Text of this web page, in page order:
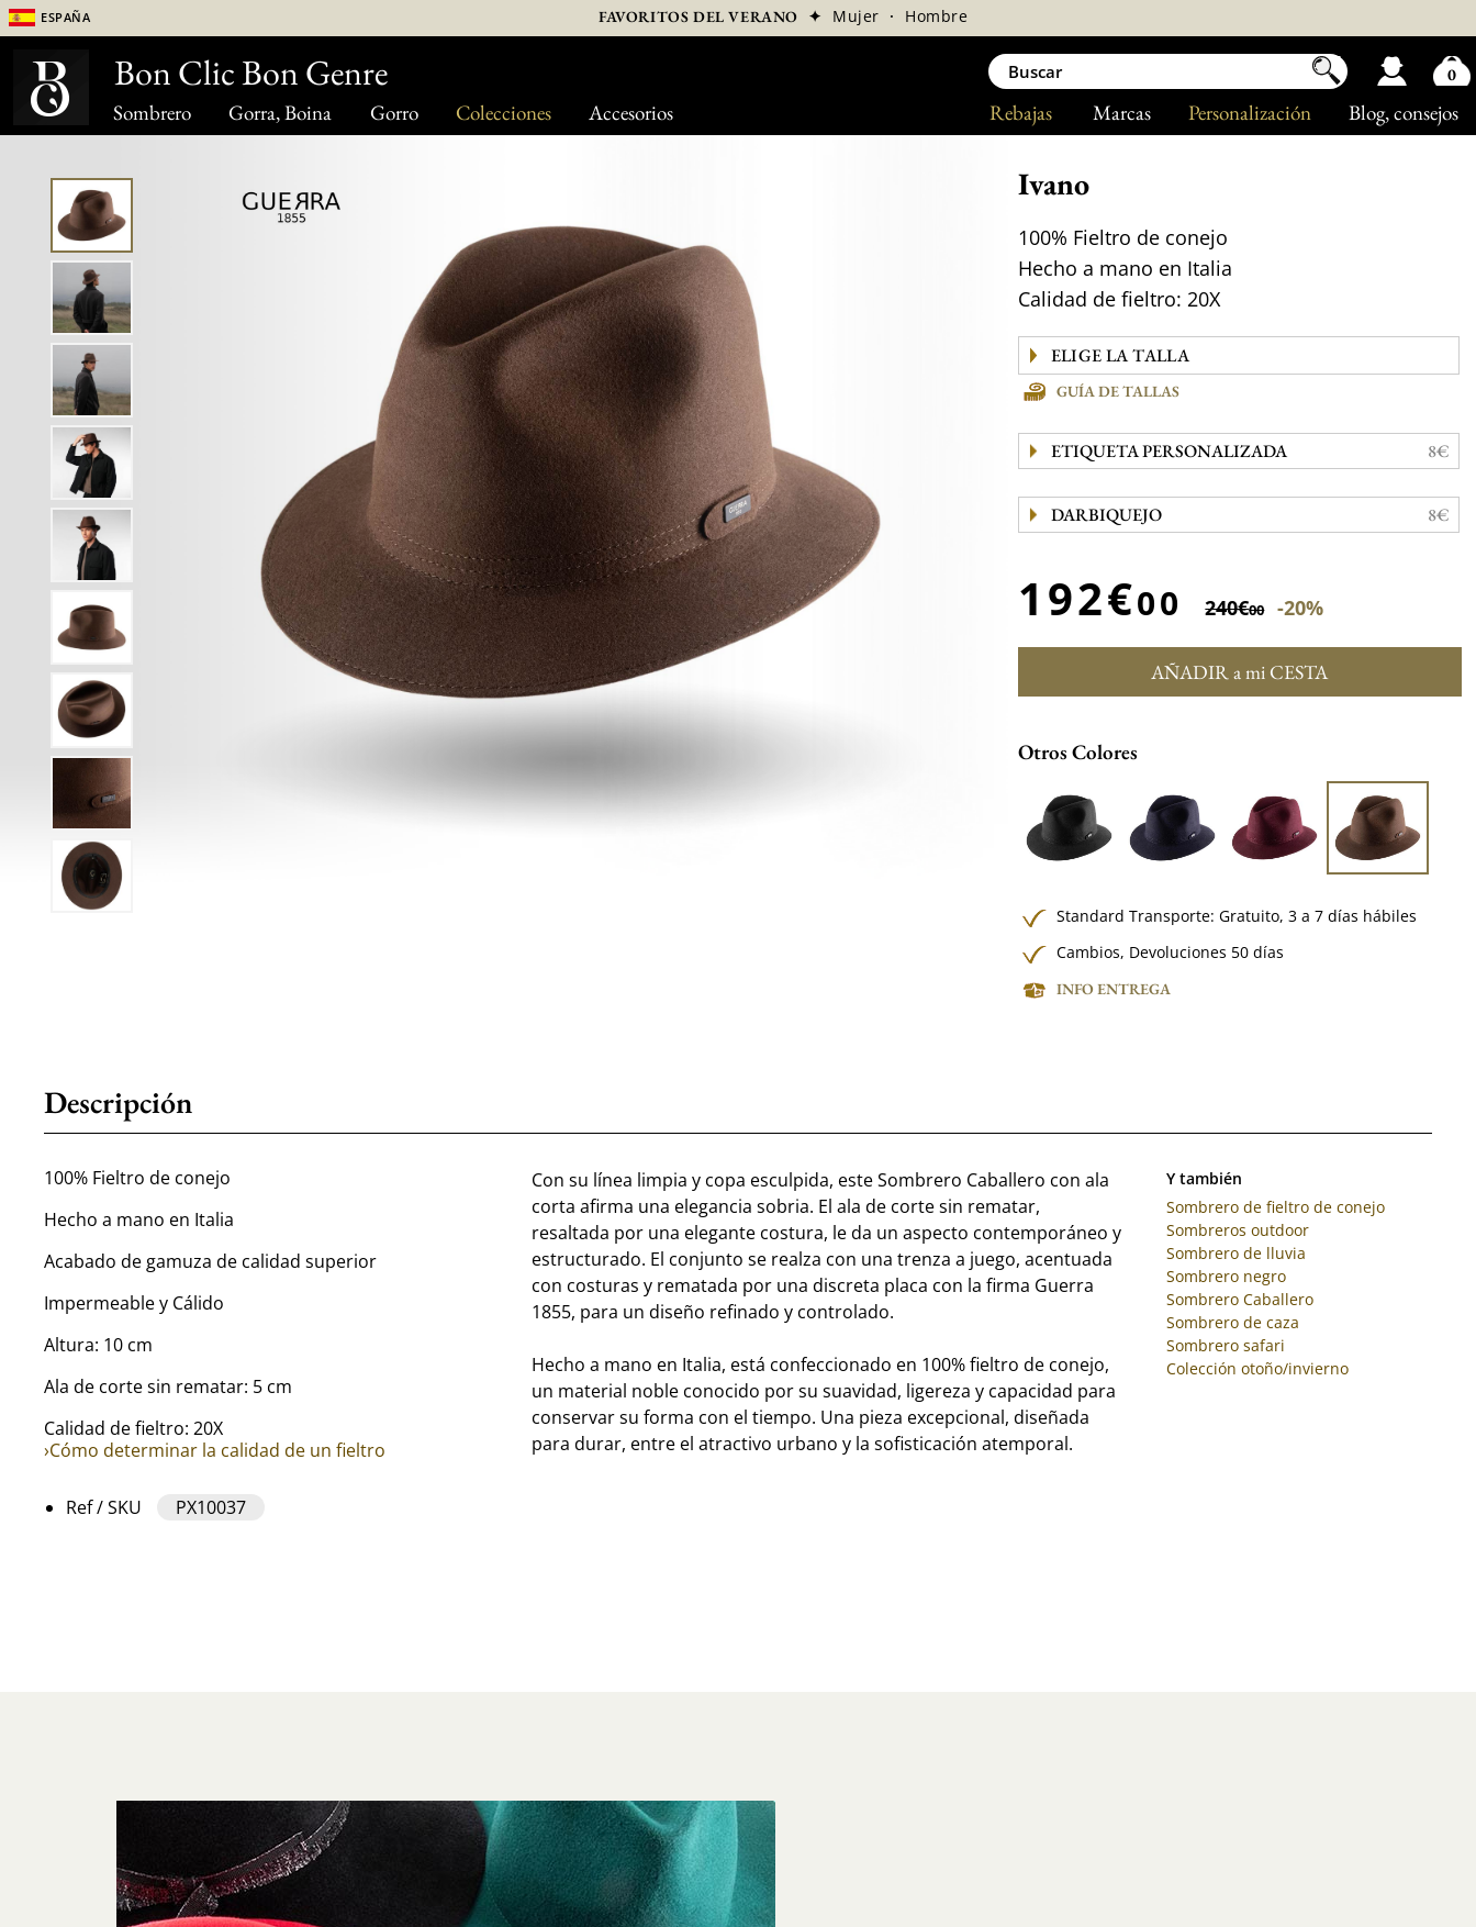
Sombrero Gorra, Boina Gorro Colecciones Accesorios Blog, consejos
Personalización
Marcas
Rebajas
España FAVORITOS DEL VERANO ✦ Mujer · Hombre
Ivano
100% Fieltro de conejo
Hecho a mano en Italia
Calidad de fieltro: 20X
GUÍA DE TALLAS
ETIQUETA PERSONALIZADA 8€
DARBIQUEJO 8€
192€00 240€00 -20%
AÑADIR a mi CESTA
Otros Colores
Standard Transporte:Gratuito,3 a 7 días hábiles
Cambios, Devoluciones 50 días
INFO ENTREGA
Descripción
100% Fieltro de conejo
Hecho a mano en Italia
Acabado de gamuza de calidad superior
Impermeable y Cálido
Altura: 10 cm
Ala de corte sin rematar: 5 cm
Calidad de fieltro: 20X
›Cómo determinar la calidad de un fieltro
Ref / SKU PX10037
Con su línea limpia y copa esculpida, este Sombrero Caballero con ala
corta afirma una elegancia sobria. El ala de corte sin rematar,
resaltada por una elegante costura, le da un aspecto contemporáneo y
estructurado. El conjunto se realza con una trenza a juego, acentuada
con costuras y rematada por una discreta placa con la firma Guerra
1855, para un diseño refinado y controlado.
Hecho a mano en Italia, está confeccionado en 100% fieltro de conejo,
un material noble conocido por su suavidad, ligereza y capacidad para
conservar su forma con el tiempo. Una pieza excepcional, diseñada
para durar, entre el atractivo urbano y la sofisticación atemporal.
Y también
Sombrero de fieltro de conejo
Sombreros outdoor
Sombrero de lluvia
Sombrero negro
Sombrero Caballero
Sombrero de caza
Sombrero safari
Colección otoño/invierno
Bon Clic Bon Genre 0